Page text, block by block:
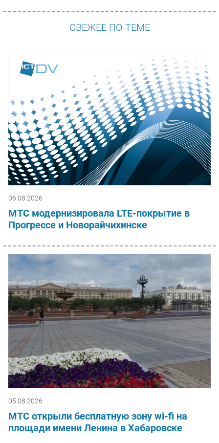
СВЕЖЕЕ ПО ТЕМЕ
06.08.2026
МТС модернизировала LTE-покрытие в
Прогрессе и Новорайчихинске
05.08.2026
МТС открыли бесплатную зону wi-fi на
площади имени Ленина в Хабаровске